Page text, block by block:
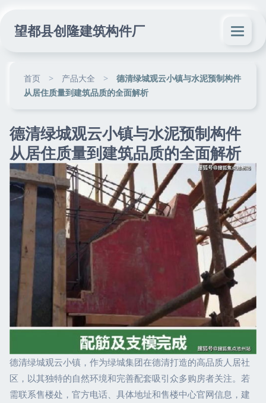
望都县创隆建筑构件厂
首页 > 产品大全 >
德清绿城观云小镇与水泥预制构件
从居住质量到建筑品质的全面解析
德清绿城观云小镇与水泥预制构件
从居住质量到建筑品质的全面解析
德清绿城观云小镇，作为绿城集团在德清打造的高品质人居社
区，以其独特的自然环境和完善配套吸引众多购房者关注。若
需联系售楼处，官方电话、具体地址和售楼中心官网信息，建